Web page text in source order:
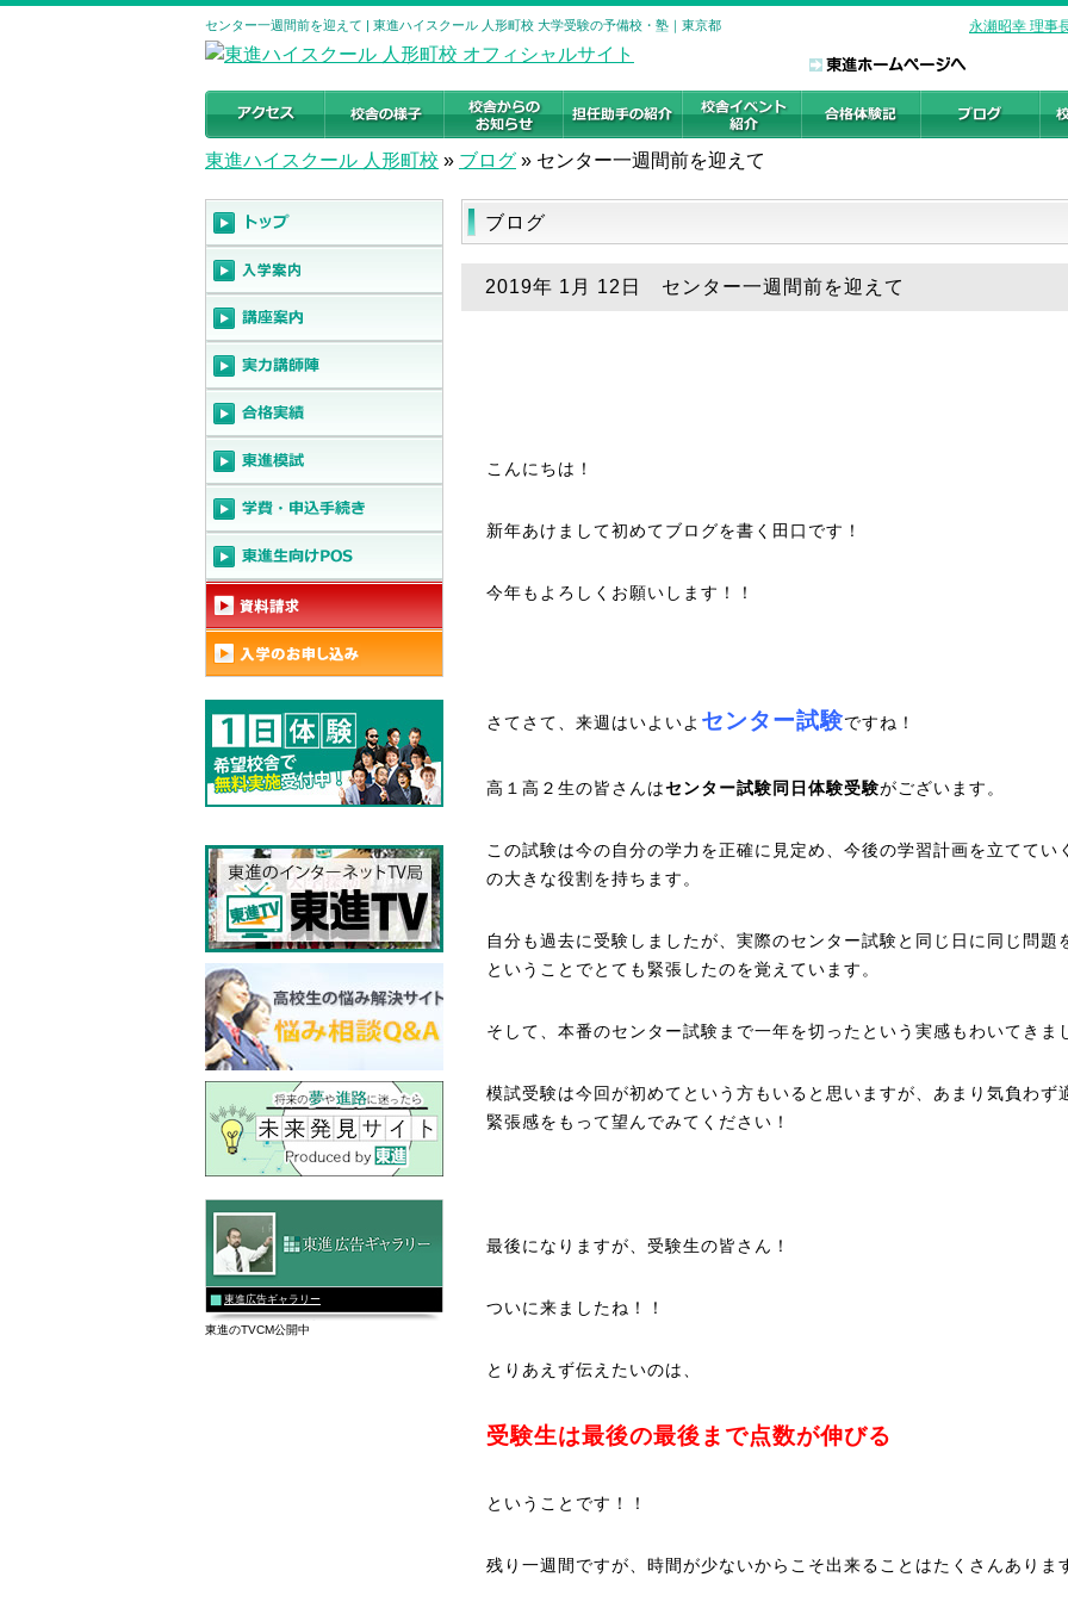
センター一週間前を迎えて | 東進ハイスクール 人形町校 大学受験の予備校・塾｜東京都 永瀬昭幸 理事
東進ハイスクール 人形町校 » ブログ » センター一週間前を迎えて
ブログ
2019年 1月 12日 センター一週間前を迎えて
こんにちは！
新年あけまして初めてブログを書く田口です！
今年もよろしくお願いします！！
さてさて、来週はいよいよ センター試験ですね！
高１高２生の皆さんはセンター試験同日体験受験がございます。
この試験は今の自分の学力を正確に見定め、今後の学習計画を立ててい
の大きな役割を持ちます。
自分も過去に受験しましたが、実際のセンター試験と同じ日に同じ問題
ということでとても緊張したのを覚えています。
そして、本番のセンター試験まで一年を切ったという実感もわいてきま
模試受験は今回が初めてという方もいると思いますが、あまり気負わず
緊張感をもって望んでみてください！
最後になりますが、受験生の皆さん！
ついに来ましたね！！
とりあえず伝えたいのは、
受験生は最後の最後まで点数が伸びる
ということです！！
残り一週間ですが、時間が少ないからこそ出来ることはたくさんありま
東進広告ギャラリー
東進のTVCM公開中